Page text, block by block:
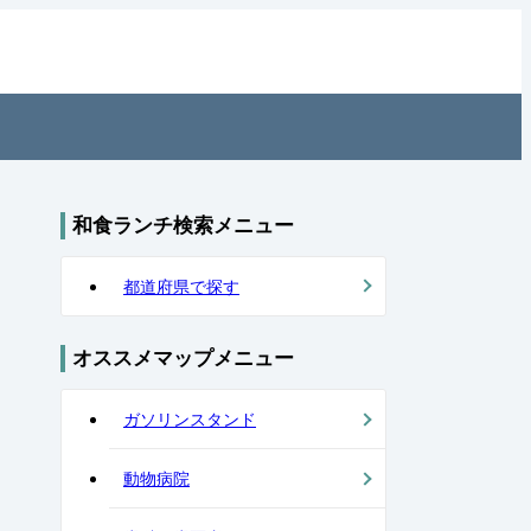
和食ランチ検索メニュー
都道府県で探す
オススメマップメニュー
ガソリンスタンド
動物病院